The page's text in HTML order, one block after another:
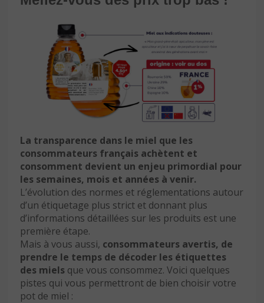
La transparence dans le miel que les
consommateurs français achètent et
consomment devient un enjeu primordial pour
les semaines, mois et années à venir.
L’évolution des normes et réglementations autour
d’un étiquetage plus strict et donnant plus
d’informations détaillées sur les produits est une
première étape.
Mais à vous aussi, consommateurs avertis, de
prendre le temps de décoder les étiquettes
des miels que vous consommez. Voici quelques
pistes qui vous permettront de bien choisir votre
pot de miel :